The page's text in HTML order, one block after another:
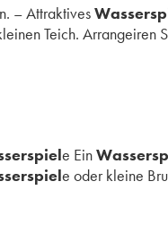
– Attraktives
Teich. Arrangeiren
e Ein
e oder kleine